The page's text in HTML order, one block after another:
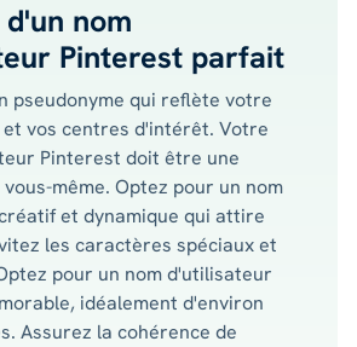
nom
Pinterest parfait
pseudonyme qui reflète votre
vos centres d'intérêt. Votre
Pinterest doit être une
même. Optez pour un nom
et dynamique qui attire
les caractères spéciaux et
pour un nom d'utilisateur
idéalement d'environ
Assurez la cohérence de